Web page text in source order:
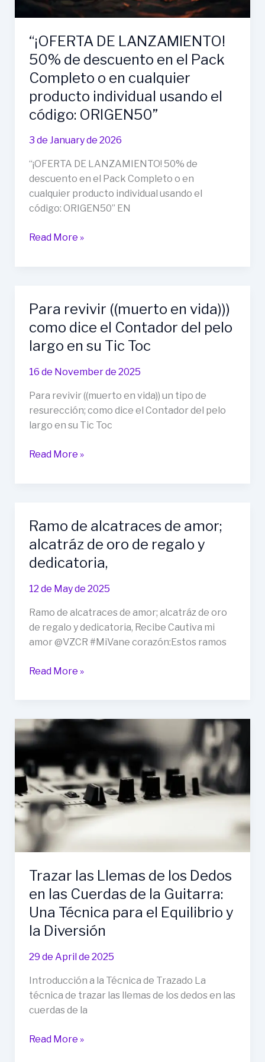
“¡OFERTA DE LANZAMIENTO!
50% de descuento en el Pack
Completo o en cualquier
producto individual usando el
código: ORIGEN50”
3 de January de 2026
“¡OFERTA DE LANZAMIENTO! 50% de
descuento en el Pack Completo o en
cualquier producto individual usando el
código: ORIGEN50” EN
“¡OFERTA
descuento
en
el
Pack
Completo
en
cualquier
producto
usando
Read More »
Para revivir ((muerto en vida)))
como dice el Contador del pelo
largo en su Tic Toc
16 de November de 2025
Para revivir ((muerto en vida)) un tipo de
resurección; como dice el Contador del pelo
largo en su Tic Toc
Para
como
dice
el
del
largo
en
su
Toc
Read More »
Ramo de alcatraces de amor;
alcatráz de oro de regalo y
dedicatoria,
12 de May de 2025
Ramo de alcatraces de amor; alcatráz de oro
de regalo y dedicatoria, Recibe Cautiva mi
amor @VZCR #MiVane corazón:Estos ramos
Ramo
amor;
alcatráz
de
oro
de
regalo
y
dedicatoria,
Read More »
Trazar las Llemas de los Dedos
en las Cuerdas de la Guitarra:
Una Técnica para el Equilibrio y
la Diversión
29 de April de 2025
Introducción a la Técnica de Trazado La
técnica de trazar las llemas de los dedos en las
cuerdas de la
Trazar
Read More »